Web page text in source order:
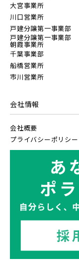
京成成田スカ
京成千葉線
西武池袋線
西武新宿線
西武有楽町線
JR常磐線 [各
JR常磐線 [快
JR中央・総武
JR総武線 [快
JR京葉線
JR成田線 [我
見学OK
【予告広告】リ
始。◆京成本線・
地図内の物件
クリックすると
このカコミに
物件概要が表
指定なし
販売開始前の
千葉県船橋市
大宮事業所
川口営業所
戸建分譲第一事業部
戸建分譲第一事業部
朝霞事業所
千葉事業部
船橋営業所
市川営業所
会社情報
会社概要
プライバシーポリシー